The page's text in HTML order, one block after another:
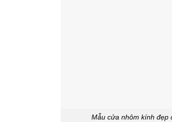
Mẫu cửa nhôm kính đẹp